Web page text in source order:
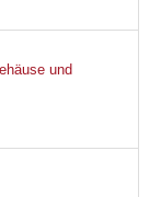
und